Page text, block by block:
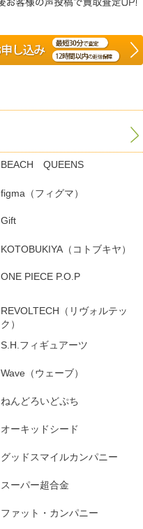
BEACH QUEENS
figma（フィグマ）
Gift
KOTOBUKIYA（コトブキヤ）
ONE PIECE P.O.P
REVOLTECH（リヴォルテッ
ク）
S.H.フィギュアーツ
Wave（ウェーブ）
ねんどろいどぷち
オーキッドシード
グッドスマイルカンパニー
スーパー超合金
ファット・カンパニー